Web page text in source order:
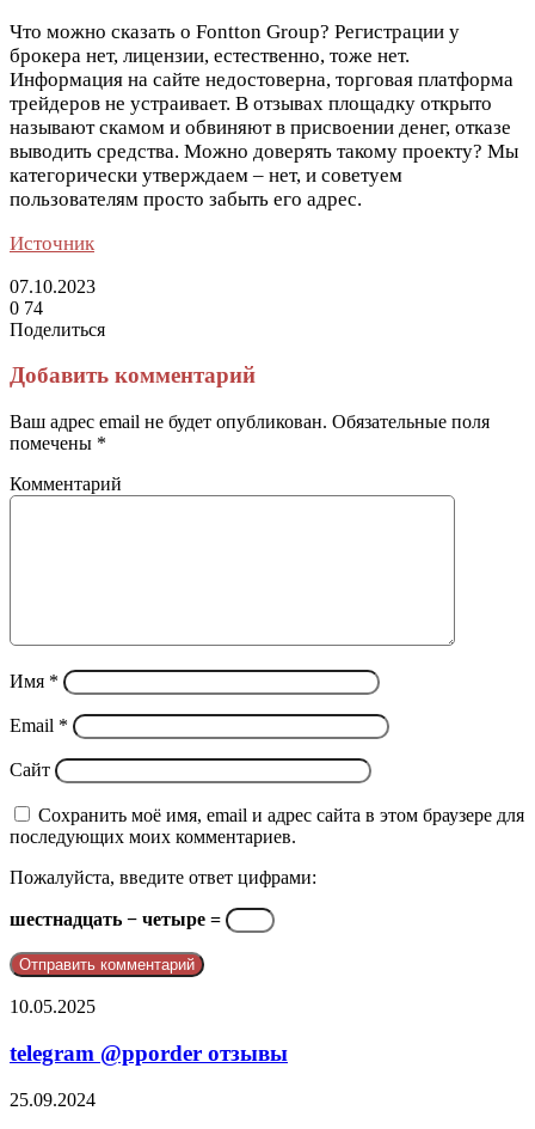
Что можно сказать о Fontton Group? Регистрации у
брокера нет, лицензии, естественно, тоже нет.
Информация на сайте недостоверна, торговая платформа
трейдеров не устраивает. В отзывах площадку открыто
называют скамом и обвиняют в присвоении денег, отказе
выводить средства. Можно доверять такому проекту? Мы
категорически утверждаем – нет, и советуем
пользователям просто забыть его адрес.
Источник
07.10.2023
0 74
Поделиться
через
электронную
почту
Добавить комментарий
Ваш адрес email не будет опубликован. Обязательные поля
помечены *
Комментарий
Имя *
Email *
Сайт
Сохранить моё имя, email и адрес сайта в этом браузере для
последующих моих комментариев.
Пожалуйста, введите ответ цифрами:
шестнадцать − четыре =
telegram
отзывы
10.05.2025
telegram @pporder отзывы
Почему
25.09.2024